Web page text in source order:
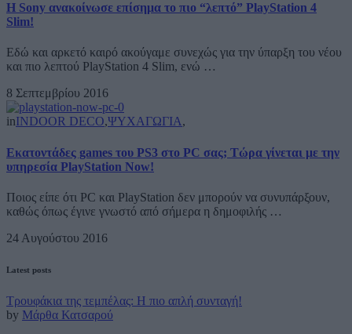
Η Sony ανακοίνωσε επίσημα το πιο “λεπτό” PlayStation 4
Slim!
Εδώ και αρκετό καιρό ακούγαμε συνεχώς για την ύπαρξη του νέου
και πιο λεπτού PlayStation 4 Slim, ενώ …
8 Σεπτεμβρίου 2016
inINDOOR DECO,ΨΥΧΑΓΩΓΙΑ,
Εκατοντάδες games του PS3 στο PC σας; Τώρα γίνεται με την
υπηρεσία PlayStation Now!
Ποιος είπε ότι PC και PlayStation δεν μπορούν να συνυπάρξουν,
καθώς όπως έγινε γνωστό από σήμερα η δημοφιλής …
24 Αυγούστου 2016
Latest posts
Τρουφάκια της τεμπέλας: Η πιο απλή συνταγή!
by Μάρθα Κατσαρού